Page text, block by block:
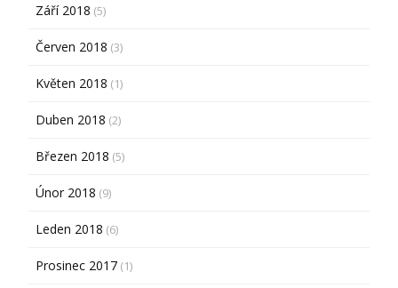
Září 2018 (5)
Červen 2018 (3)
Květen 2018 (1)
Duben 2018 (2)
Březen 2018 (5)
Únor 2018 (9)
Leden 2018 (6)
Prosinec 2017 (1)